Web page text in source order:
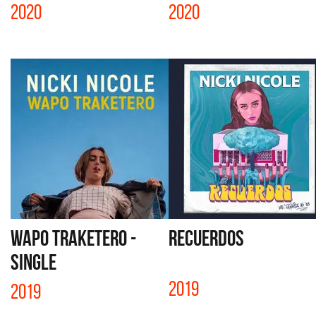
2020 2020
WAPO TRAKETERO -
SINGLE
2019
RECUERDOS
2019